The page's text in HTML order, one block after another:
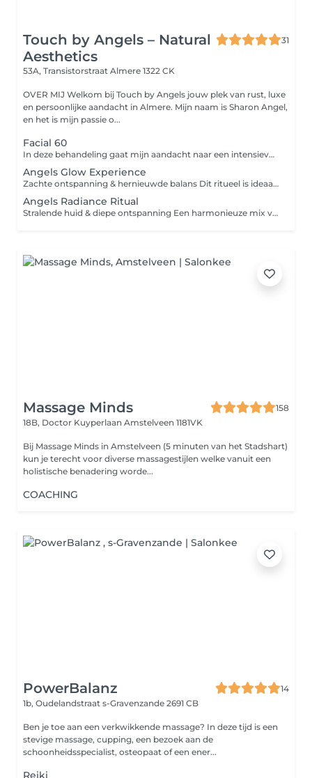
Touch by Angels – Natural
Aesthetics
31
53A, Transistorstraat Almere 1322 CK
OVER MIJ Welkom bij Touch by Angels jouw plek van rust, luxe
en persoonlijke aandacht in Almere. Mijn naam is Sharon Angel,
en het is mijn passie o...
Facial 60
In deze behandeling gaat mijn aandacht naar een intensieve reiniging van uw huid, algoderm met esserine, peeling, serum, masker en dagcrème aangepast aan uw huid. Deze behandeling is ook geschikt voor jeugd met acne, de mannenhuid icm met licht therapie. Losse Elementen kunnen extra bijgeboekt worden!
Angels Glow Experience
Zachte ontspanning & hernieuwde balans Dit ritueel is ideaal als kennismaking of wanneer je behoefte hebt aan rust en opladen. Een liefdevolle behandeling die helpt vertragen en opnieuw verbinden met jezelf. Wat je kunt verwachten Persoonlijke intake & intuïtieve afstemming Keuze uit één behandeling: Gezichtsbehandeling Ontspanningsmassage Hotstone rugmassage Zachte energetische ontspanning Kalmerende lichttherapie Verzorging afgestemd op jouw huid en energie Voor wie Voor wie ontspanning zoekt, stress wil loslaten en de huid wil ondersteunen zonder intensieve prikkels. Resultaat Een frisse huid, diepe ontspanning en innerlijke rust. Ook als abonnement Deze behandeling is ook mogelijk in abonnement. Bij 2× per maand bespaar je €31 per maand en ervaar je structurele ontspanning. Abonnement is voor 6 maanden
Angels Radiance Ritual
Stralende huid & diepe ontspanning Een harmonieuze mix van huidverbetering en lichaamswerk. Dit ritueel brengt je terug in balans en geeft de huid een gezonde, natuurlijke glow. Wat je kunt verwachten Intake & intuïtieve samenstelling Combinatie van twee behandelingen: Gezicht + massage Gezicht + hotstone Gezicht + energetische ontspanning Massage + energetische ontspanning Uitgebreide gezichtsverzorging Lichte huidverbetering (onzuiverheden, littekentjes, glow) Lichttherapie La Fontaine (lichte inzet) Optioneel: sauna deken Voor wie Voor wie ontspanning wil combineren met zichtbare huidverbetering en meer energetische balans. Resultaat Een stralendere huid, diepe rust en hernieuwde energie. Ook als abonnement Kies voor een abonnement en bespaar tot €71 per maand bij 2× per maand. Ideaal voor zichtbare huidverbetering en balans.
Massage Minds
158
18B, Doctor Kuyperlaan Amstelveen 1181VK
Bij Massage Minds in Amstelveen (5 minuten van het Stadshart)
kun je terecht voor diverse massagestijlen welke vanuit een
holistische benadering worde...
COACHING
PowerBalanz
14
1b, Oudelandstraat s-Gravenzande 2691 CB
Ben je toe aan een verkwikkende massage? In deze tijd is een
stevige massage, cupping, een bezoek aan de
schoonheidsspecialist, osteopaat of een ener...
Reiki